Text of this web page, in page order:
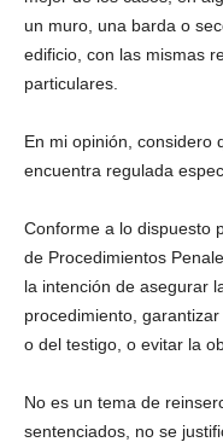
un muro, una barda o
edificio, con las mismas
particulares.
En mi opinión, considero
encuentra regulada
Conforme a lo dispuesto
de Procedimientos
la intención de asegurar
procedimiento,
o del testigo, o evitar la
No es un tema de
sentenciados, no se